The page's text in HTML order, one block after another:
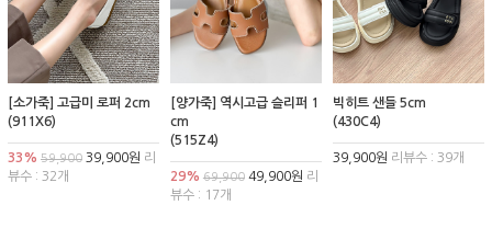
[소가죽] 고급미 로퍼 2cm
(911X6)
33% 59,900 39,900원 리
뷰수 : 32개
[양가죽] 역시고급 슬리퍼 1
cm
(515Z4)
29% 69,90049,900원 리
뷰수 : 17개
빅히트 샌들 5cm
(430C4)
39,900원 리뷰수 : 39개